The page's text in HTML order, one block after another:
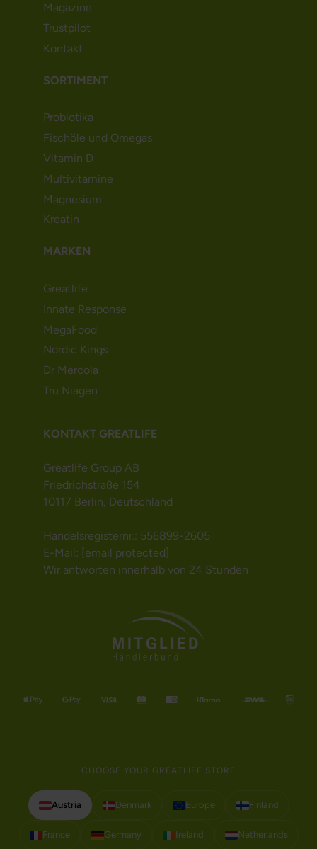
Magazine
Trustpilot
Kontakt
SORTIMENT
Probiotika
Fischöle und Omegas
Vitamin D
Multivitamine
Magnesium
Kreatin
MARKEN
Greatlife
Innate Response
MegaFood
Nordic Kings
Dr Mercola
Tru Niagen
KONTAKT GREATLIFE
Greatlife Group AB
Friedrichstraße 154
10117 Berlin, Deutschland
Handelsregisternr.: 556899-2605
E-Mail: [email protected]
Wir antworten innerhalb von 24 Stunden
CHOOSE YOUR GREATLIFE STORE
Austria Denmark Europe Finland
France Germany Ireland Netherlands